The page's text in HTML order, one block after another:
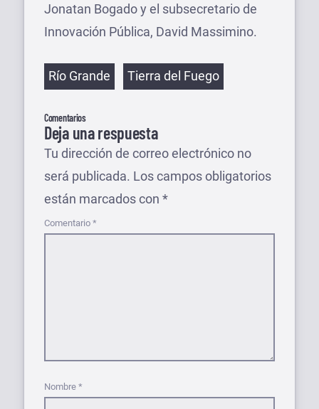
Jonatan Bogado y el subsecretario de
Innovación Pública, David Massimino.
Etiquetas
Río Grande Tierra del Fuego
Comentarios
Deja una respuesta
Tu dirección de correo electrónico no
será publicada. Los campos obligatorios
están marcados con *
Comentario *
Nombre *